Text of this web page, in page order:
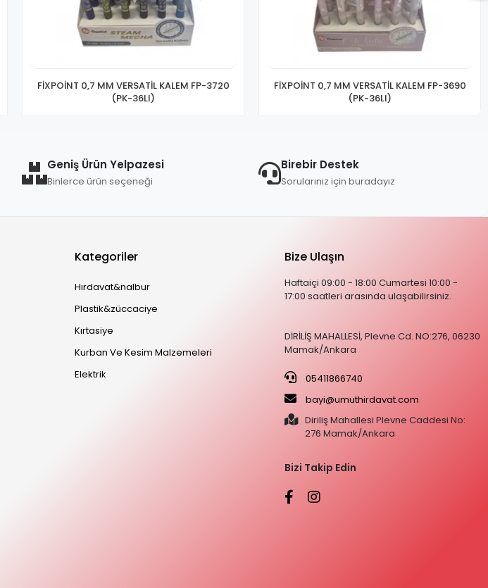
FİXPOİNT 0,7 MM VERSATİL KALEM FP-3720
(PK-36LI)
FİXPOİNT 0,7 MM VERSATİL KALEM FP-3690
(PK-36LI)
Geniş Ürün Yelpazesi
Binlerce ürün seçeneği
Birebir Destek
Sorularınız için buradayız
Kategoriler
Hırdavat&nalbur
Plastik&züccaciye
Kırtasiye
Kurban Ve Kesim Malzemeleri
Elektrik
Bize Ulaşın
Haftaiçi 09:00 - 18:00 Cumartesi 10:00 -
17:00 saatleri arasında ulaşabilirsiniz.
DİRİLİŞ MAHALLESİ, Plevne Cd. NO:276, 06230
Mamak/Ankara
05411866740
bayi@umuthirdavat.com
Diriliş Mahallesi Plevne Caddesi No:
276 Mamak/Ankara
Bizi Takip Edin